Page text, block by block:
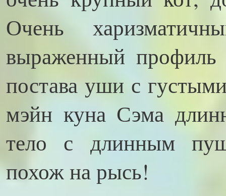
Очень
выраженный профиль
постава уши с
мэйн куна Сэма
тело с длинным
похож на рысь!